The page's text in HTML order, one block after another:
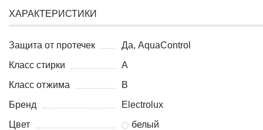
ХАРАКТЕРИСТИКИ
Защита от протечек
Да, AquaControl
Класс стирки
A
Класс отжима
B
Бренд
Electrolux
Цвет
белый